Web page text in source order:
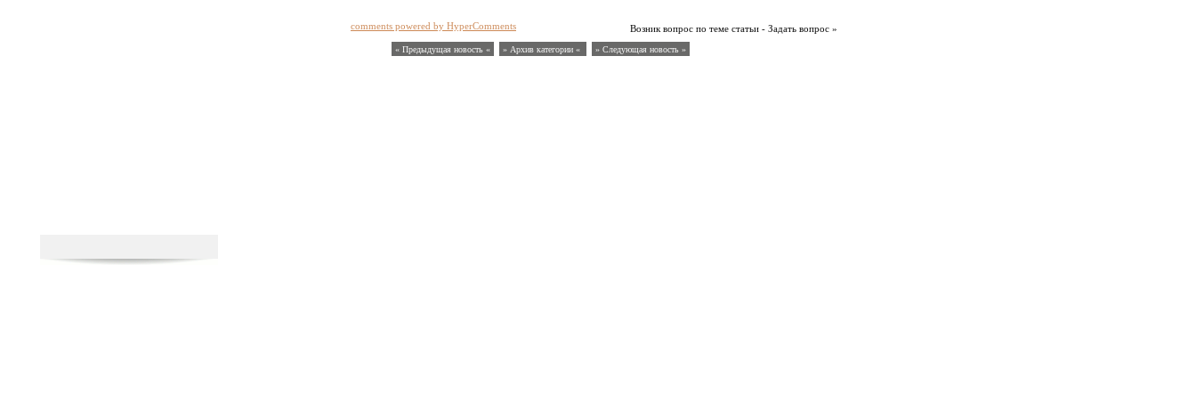
Возник вопрос по теме статьи - Задать вопрос »
comments powered by HyperComments
« Предыдущая новость « » Архив категории « » Следующая новость »